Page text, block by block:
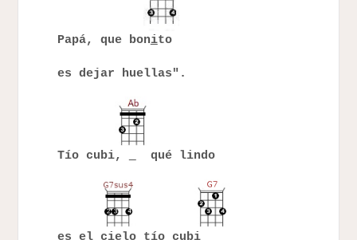
Papá, que bonito
es dejar huellas".
Tío cubi, qué lindo
es el cielo tío cubi